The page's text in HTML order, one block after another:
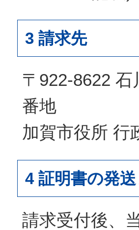
3 請求先
〒922-8622
番地
加賀市役所 行
4 証明書の発
請求受付後、